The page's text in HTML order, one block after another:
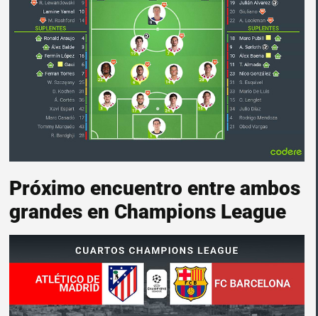
Próximo encuentro entre ambos
grandes en Champions League